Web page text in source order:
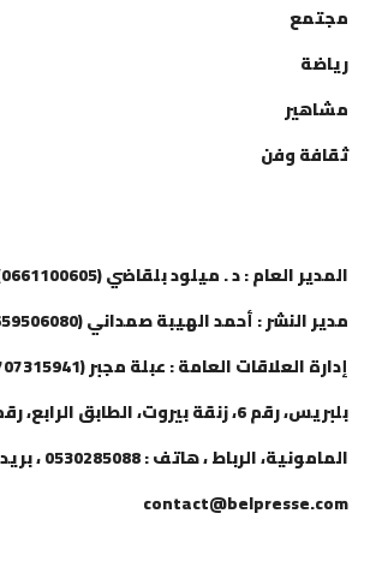
مجتمع
رياضة
مشاهير
ثقافة وفن
المدير العام : د . ميلود بلقاضي (0661100605)
مدير النشر : أحمد الهيبة صمداني (0659506080)
إدارة العلاقات العامة : عبلة مجبر (0707315941)
المامونية،
contact@belpresse.com